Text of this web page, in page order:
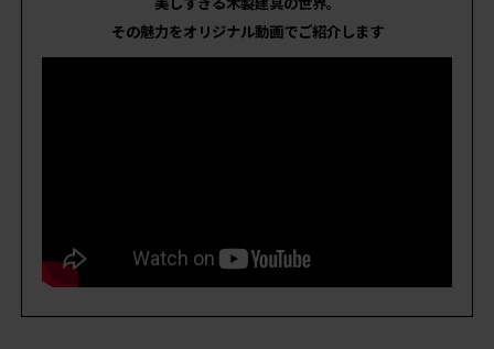
その魅力をオリジナル動画でご紹介します